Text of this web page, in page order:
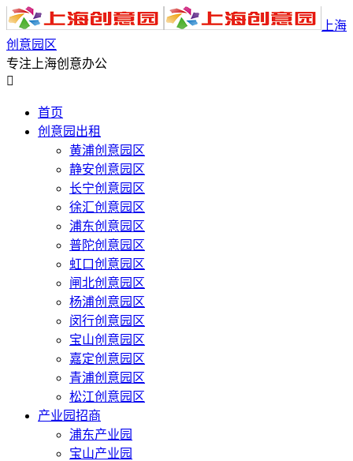
上海
创意园区
专注上海创意办公

首页
创意园出租
黄浦创意园区
静安创意园区
长宁创意园区
徐汇创意园区
浦东创意园区
普陀创意园区
虹口创意园区
闸北创意园区
杨浦创意园区
闵行创意园区
宝山创意园区
嘉定创意园区
青浦创意园区
松江创意园区
产业园招商
浦东产业园
宝山产业园